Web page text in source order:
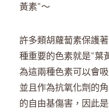
黃素”～
許多類胡蘿蔔素保護
種重要的色素就是”葉
為這兩種色素可以會
並且作為抗氧化劑的
的自由基傷害，因此